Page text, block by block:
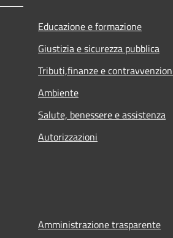
Educazione e formazione
Giustizia e sicurezza pubblica
Tributi,finanze e
Ambiente
Salute, benessere e assistenza
Autorizzazioni
Amministrazione trasparente